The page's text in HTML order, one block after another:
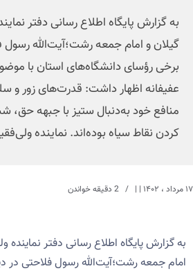
به گزارش پایگاه اطلاع رسانی دفتر
گیلان و امام جمعه رشت؛آیت‌الله رسول
برخی رؤسای دانشگاه‌های استان با
عفیفانه اظهار داشت: قدرت‌های زور و
منافع خود به‌دنبال ستیز با جبهه حق،
کردن نقاط سیاه بوده‌اند. نماینده
۱۷ مرداد ، ۱۴۰۲ | |
به گزارش پایگاه اطلاع رسانی دفتر نماینده
امام جمعه رشت؛آیت‌الله رسول فلاحتی در